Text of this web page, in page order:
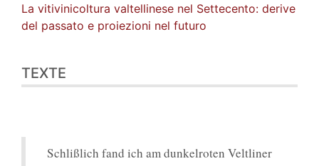
La vitivinicoltura valtellinese nel Settecento: derive
del passato e proiezioni nel futuro
TEXTE
Schlißlich fand ich am dunkelroten Veltliner